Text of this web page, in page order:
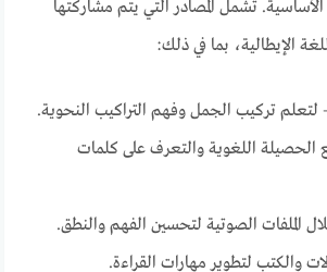
تشمل المصادر التي يتم مشاركتها
الإيطالية، بما في ذلك:
لتعلم تركيب الجمل وفهم التراكيب النحوية.
الحصيلة اللغوية والتعرف على كلمات
الملفات الصوتية لتحسين الفهم والنطق.
والكتب لتطوير مهارات القراءة.